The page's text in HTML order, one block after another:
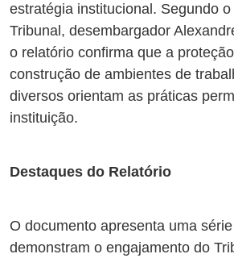
estratégia institucional. Segundo
Tribunal, desembargador
o relatório confirma que a
construção de ambientes de
diversos orientam as práticas
instituição.
Destaques do Relatório
O documento apresenta uma
demonstram o engajamento do